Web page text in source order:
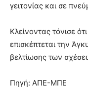
γειτονίας και σε
Κλείνοντας τόνισε
επισκέπτεται την
βελτίωσης των
Πηγή: ΑΠΕ-ΜΠΕ